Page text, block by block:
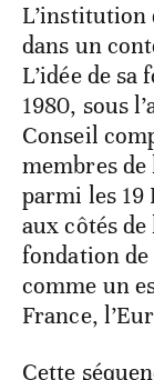
L’institution
dans un
L’idée de
1980, sous
Conseil
membres
parmi les 19
aux côtés
fondation
comme un
France,
Cette